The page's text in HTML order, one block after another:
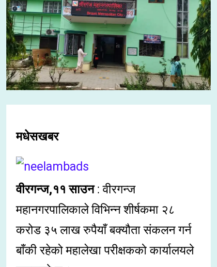
मधेसखबर
वीरगन्ज,११ साउन: वीरगन्ज
महानगरपालिकाले विभिन्न शीर्षकमा २८
करोड ३५ लाख रुपैयाँ बक्यौता संकलन गर्न
बाँकी रहेको महालेखा परीक्षकको कार्यालयले